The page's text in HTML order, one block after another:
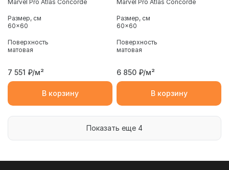
Marvel Pro Atlas Concorde
Размер, см
60x60
Поверхность
матовая
7 551 ₽/м²
В корзину
Marvel Pro Atlas Concorde
Размер, см
60x60
Поверхность
матовая
6 850 ₽/м²
В корзину
Показать еще 4